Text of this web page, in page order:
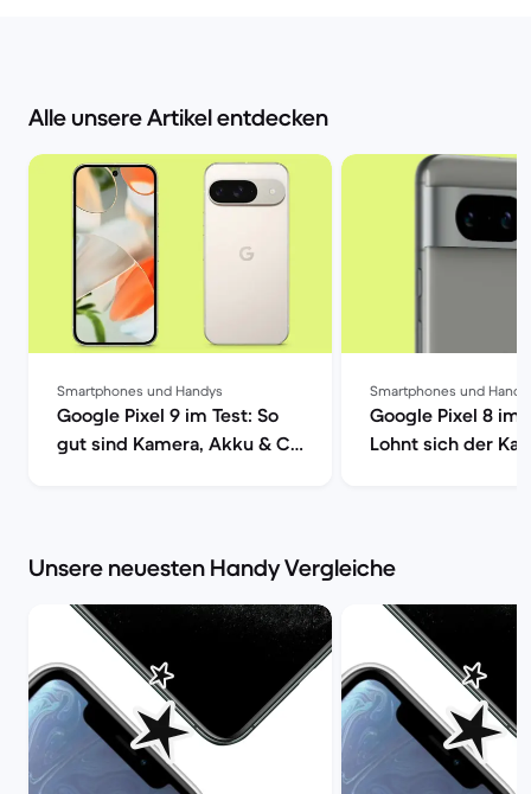
Alle unsere Artikel entdecken
Smartphones und Handys
Google Pixel 9 im Test: So
gut sind Kamera, Akku & Co
Smartphones und
Google Pixel 8 im
Lohnt sich der
Unsere neuesten Handy Vergleiche